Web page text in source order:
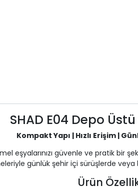
SHAD E04 Depo
Kompakt Yapı | Hızlı Erişim |
eşyalarınızı güvenle ve pratik bir
günlük şehir içi sürüşlerde veya
Ürün